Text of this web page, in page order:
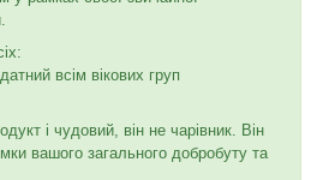
всім вікових груп
і чудовий, він не чарівник. Він
вашого загального добробуту та